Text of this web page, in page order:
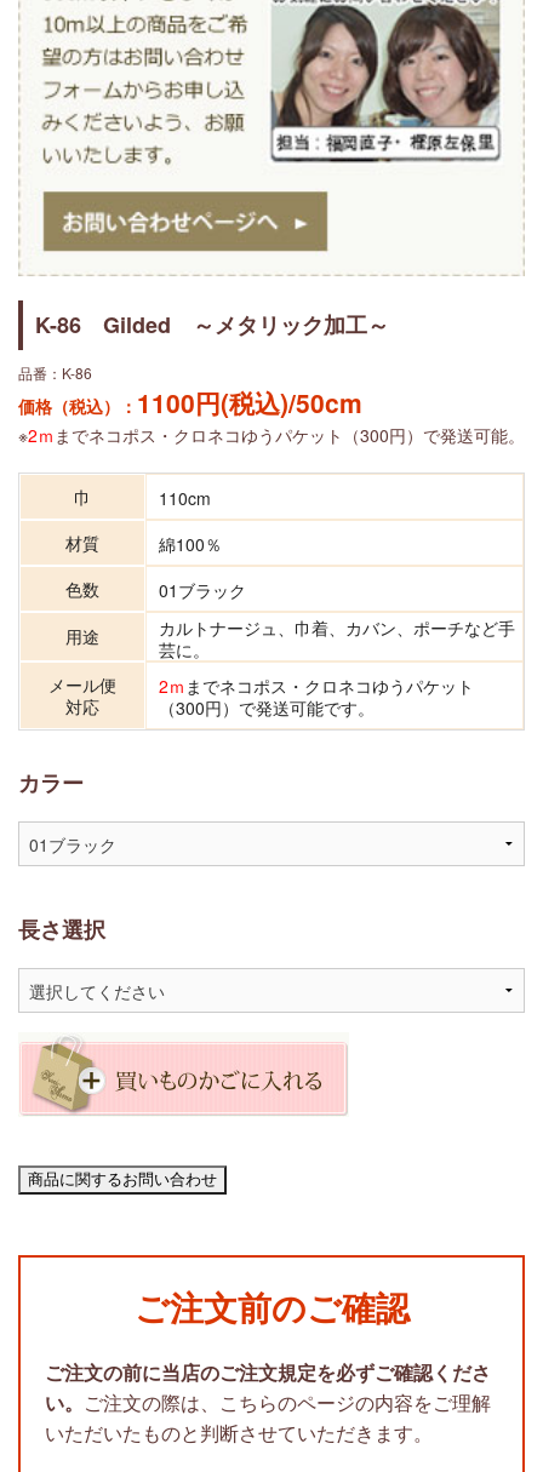
K-86 Gilded ～メタリック加工～
品番：K-86
価格（税込）： 1100円(税込)/50cm
※2ｍ までネコポス・クロネコゆうパケット（300円）で発送可能。
巾
110cm
材質
綿100％
色数
01ブラック
用途
カルトナージュ、巾着、カバン、ポーチなど手
芸に。
メール便
対応
2ｍ までネコポス・クロネコゆうパケット
（300円）で発送可能です。
カラー
長さ選択
ご注文前のご確認
ご注文の前に当店のご注文規定を必ずご確認くださ
い。 ご注文の際は、こちらのページの内容をご理解
いただいたものと判断させていただきます。